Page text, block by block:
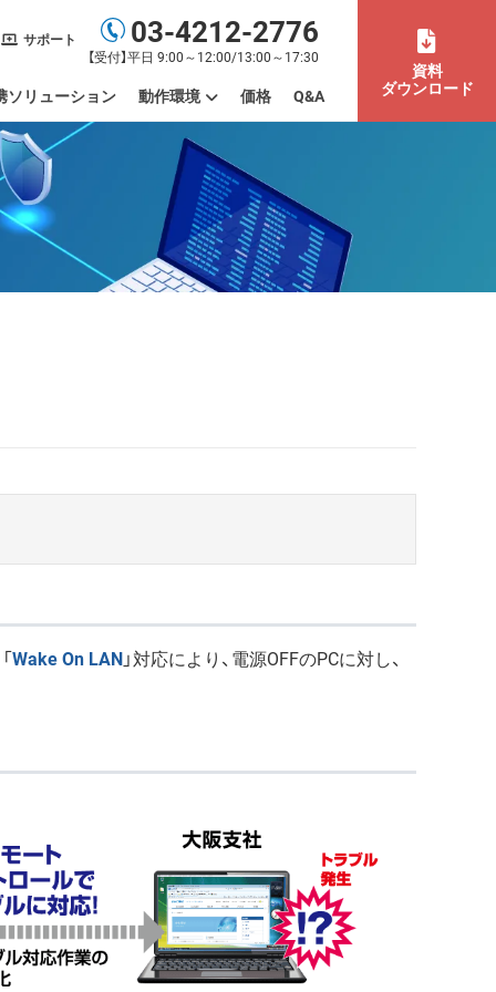
サポート 03-4212-2776
【受付】平日 9:00～12:00/13:00～17:30
利用場所まで管理したい
とめて管理したい
スを一元管理したい
ートやパッチを管理したい
認証取得を効率化したい
したい
労働）を管理したい
ソリューション 動作環境
動作環境
制限事項
価格 Q&A
資料
ダウンロード
Wake On LAN」対応により、電源OFFのPCに対し、